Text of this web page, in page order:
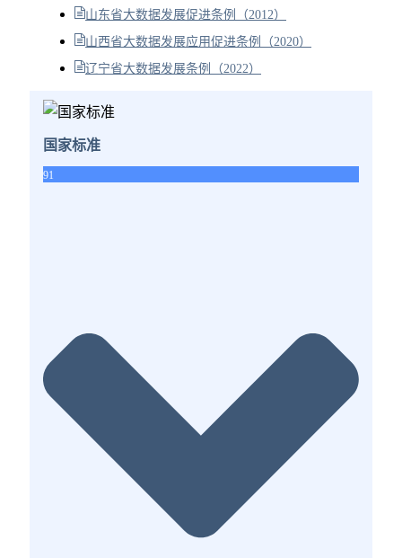
山东省大数据发展促进条例（2012）
山西省大数据发展应用促进条例（2020）
辽宁省大数据发展条例（2022）
国家标准
91